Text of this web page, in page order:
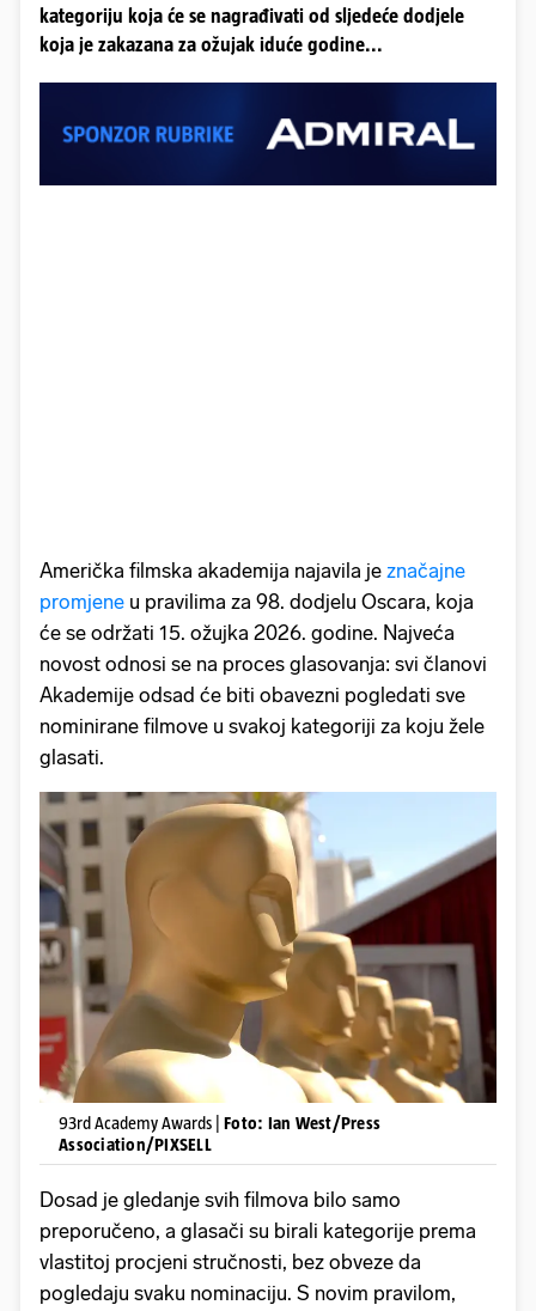
kategoriju koja će se nagrađivati od sljedeće dodjele
koja je zakazana za ožujak iduće godine...
Američka filmska akademija najavila je značajne
promjene u pravilima za 98. dodjelu Oscara, koja
će se održati 15. ožujka 2026. godine. Najveća
novost odnosi se na proces glasovanja: svi članovi
Akademije odsad će biti obavezni pogledati sve
nominirane filmove u svakoj kategoriji za koju žele
glasati.
93rd Academy Awards | Foto: Ian West/Press
Association/PIXSELL
Dosad je gledanje svih filmova bilo samo
preporučeno, a glasači su birali kategorije prema
vlastitoj procjeni stručnosti, bez obveze da
pogledaju svaku nominaciju. S novim pravilom,